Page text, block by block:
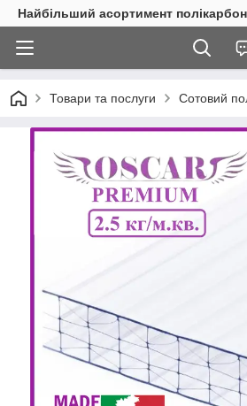
Найбільший асортимент
Товари та послуги Сотовий